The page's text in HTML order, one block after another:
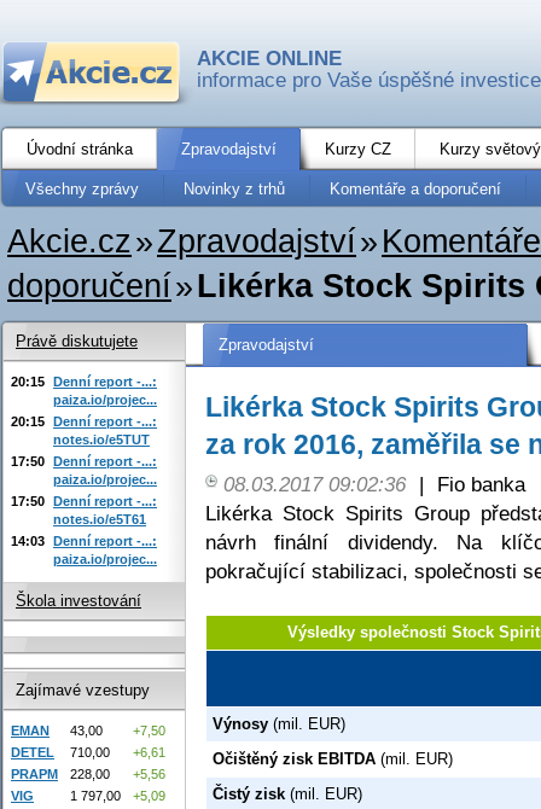
AKCIE ONLINE
informace pro Vaše úspěšné investice
Úvodní stránka Zpravodajství Kurzy CZ Kurzy
Všechny zprávy Novinky z trhů Komentáře a doporučení
Akcie.cz»Zpravodajství»
doporučení»Likérka Stock Spirits
Zpravodajství
Likérka Stock Spirits
za rok 2016, zaměřila se
08.03.2017 09:02:36 |
Fio banka
Likérka Stock Spirits Group
návrh finální dividendy. Na
pokračující stabilizaci, společnosti
Výsledky společnosti Stock
Výnosy (mil. EUR)
Očištěný zisk EBITDA (mil. EUR)
Čistý zisk (mil. EUR)
Právě diskutujete
20:15 Denní report -...:
paiza.io/projec...
20:15 Denní report -...:
notes.io/e5TUT
17:50 Denní report -...:
paiza.io/projec...
17:50 Denní report -...:
notes.io/e5T61
14:03 Denní report -...:
paiza.io/projec...
Škola investování
Zajímavé vzestupy
EMAN 43,00
+7,50
DETEL
710,00
+6,61
PRAPM
228,00
+5,56
VIG
1 797,00
+5,09